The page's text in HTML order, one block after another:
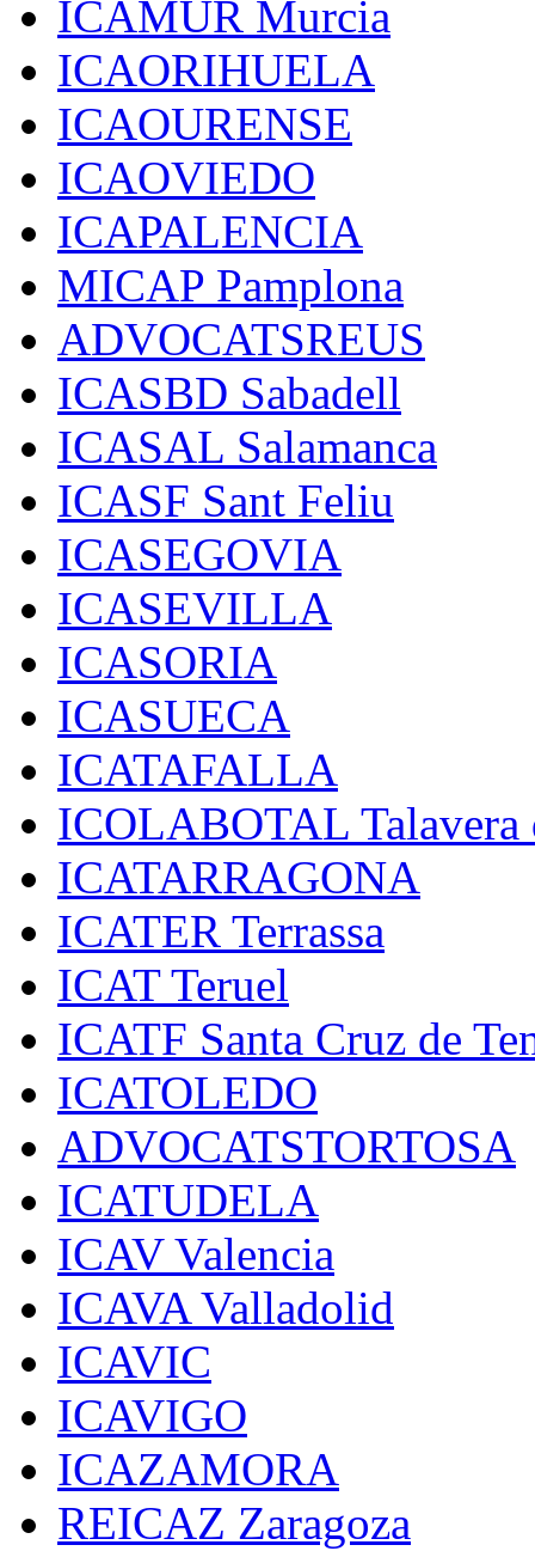
ICAMUR Murcia
ICAORIHUELA
ICAOURENSE
ICAOVIEDO
ICAPALENCIA
MICAP Pamplona
ADVOCATSREUS
ICASBD Sabadell
ICASAL Salamanca
ICASF Sant Feliu
ICASEGOVIA
ICASEVILLA
ICASORIA
ICASUECA
ICATAFALLA
ICOLABOTAL Talavera
ICATARRAGONA
ICATER Terrassa
ICAT Teruel
ICATF Santa Cruz de
ICATOLEDO
ADVOCATSTORTOSA
ICATUDELA
ICAV Valencia
ICAVA Valladolid
ICAVIC
ICAVIGO
ICAZAMORA
REICAZ Zaragoza